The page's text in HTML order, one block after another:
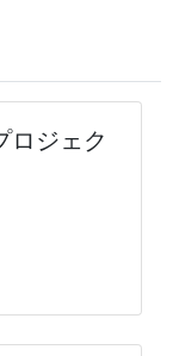
ロジェク